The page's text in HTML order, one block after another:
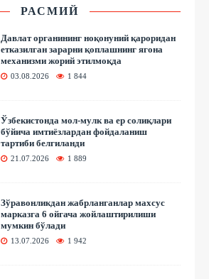
РАСМИЙ
Давлат органининг ноқонуний қароридан
етказилган зарарни қоплашнинг ягона
механизми жорий этилмоқда
03.08.2026 1 844
Ўзбекистонда мол-мулк ва ер солиқлари
бўйича имтиёзлардан фойдаланиш
тартиби белгиланди
21.07.2026 1 889
Зўравонликдан жабрланганлар махсус
марказга 6 ойгача жойлаштирилиши
мумкин бўлади
13.07.2026 1 942